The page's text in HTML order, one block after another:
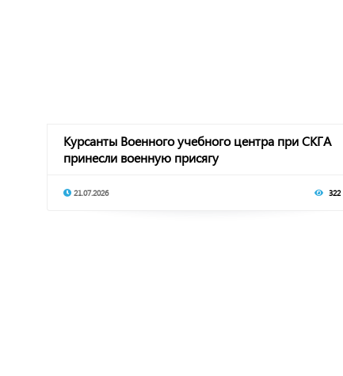
Курсанты Военного учебного центра при СКГА
принесли военную присягу
21.07.2026 322